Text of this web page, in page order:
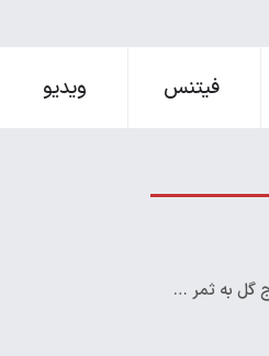
فیتنس ویدیو
گل به ثمر …